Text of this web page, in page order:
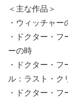
＜主な作品＞
・ウィッチャー
・ドクター・
ーの時
・ドクター・
ル：ラスト・ク
・ドクター・フ